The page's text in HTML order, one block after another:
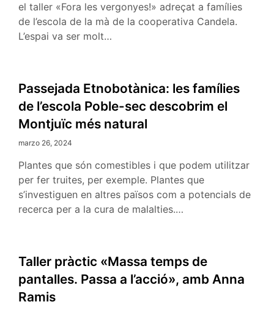
el taller «Fora les vergonyes!» adreçat a famílies
de l’escola de la mà de la cooperativa Candela.
L’espai va ser molt…
Passejada Etnobotànica: les famílies
de l’escola Poble-sec descobrim el
Montjuïc més natural
marzo 26, 2024
Plantes que són comestibles i que podem utilitzar
per fer truites, per exemple. Plantes que
s’investiguen en altres països com a potencials de
recerca per a la cura de malalties.…
Taller pràctic «Massa temps de
pantalles. Passa a l’acció», amb Anna
Ramis